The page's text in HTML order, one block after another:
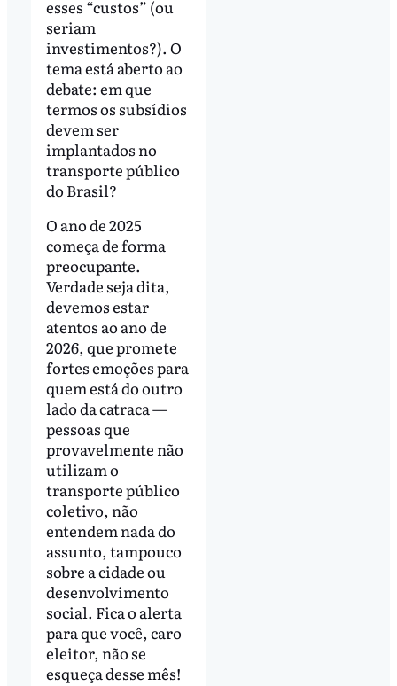
esses “custos” (ou
seriam
investimentos?). O
tema está aberto ao
debate: em que
termos os subsídios
devem ser
implantados no
transporte público
do Brasil?
O ano de 2025
começa de forma
preocupante.
Verdade seja dita,
devemos estar
atentos ao ano de
2026, que promete
fortes emoções para
quem está do outro
lado da catraca —
pessoas que
provavelmente não
utilizam o
transporte público
coletivo, não
entendem nada do
assunto, tampouco
sobre a cidade ou
desenvolvimento
social. Fica o alerta
para que você, caro
eleitor, não se
esqueça desse mês!